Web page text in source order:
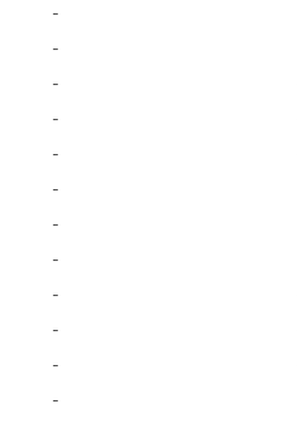
-
-
-
-
-
-
-
-
-
-
-
-